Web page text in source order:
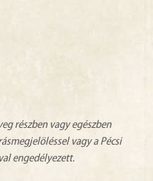
részben vagy egészben
vagy a Pécsi
engedélyezett.